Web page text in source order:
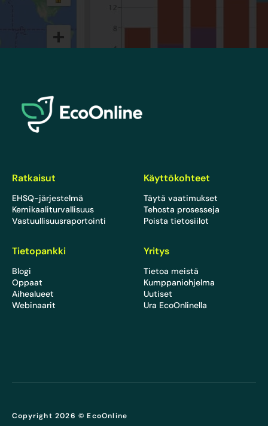
Ratkaisut
EHSQ-järjestelmä
Kemikaaliturvallisuus
Vastuullisuusraportointi
Käyttökohteet
Täytä vaatimukset
Tehosta prosesseja
Poista tietosiilot
Tietopankki
Blogi
Oppaat
Aihealueet
Webinaarit
Yritys
Tietoa meistä
Kumppaniohjelma
Uutiset
Ura EcoOnlinella
Copyright 2026 © EcoOnline